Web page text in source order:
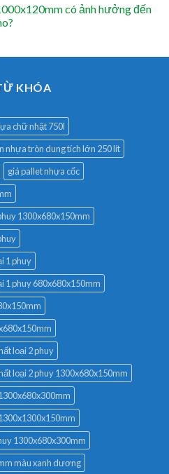
có ảnh hưởng đến
KHÓA
chữ nhật 750l
nhựa tròn dung tích lớn 250 lít
giá pallet nhựa cốc
1300x680x150mm
1 phuy
1 phuy 680x680x150mm
loại 2 phuy
loại 2 phuy 1300x680x150mm
1300x680x300mm
màu xanh dương